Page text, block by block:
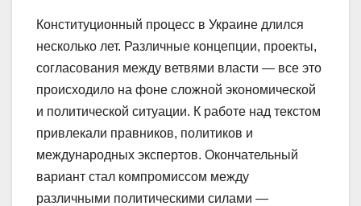
Конституционный процесс в Украине длился
несколько лет. Различные концепции, проекты,
согласования между ветвями власти — все это
происходило на фоне сложной экономической
и политической ситуации. К работе над текстом
привлекали правников, политиков и
международных экспертов. Окончательный
вариант стал компромиссом между
различными политическими силами —